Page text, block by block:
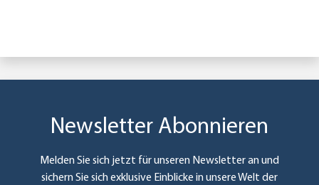
Newsletter Abonnieren
Melden Sie sich jetzt für unseren Newsletter an und
sichern Sie sich exklusive Einblicke in unsere Welt der